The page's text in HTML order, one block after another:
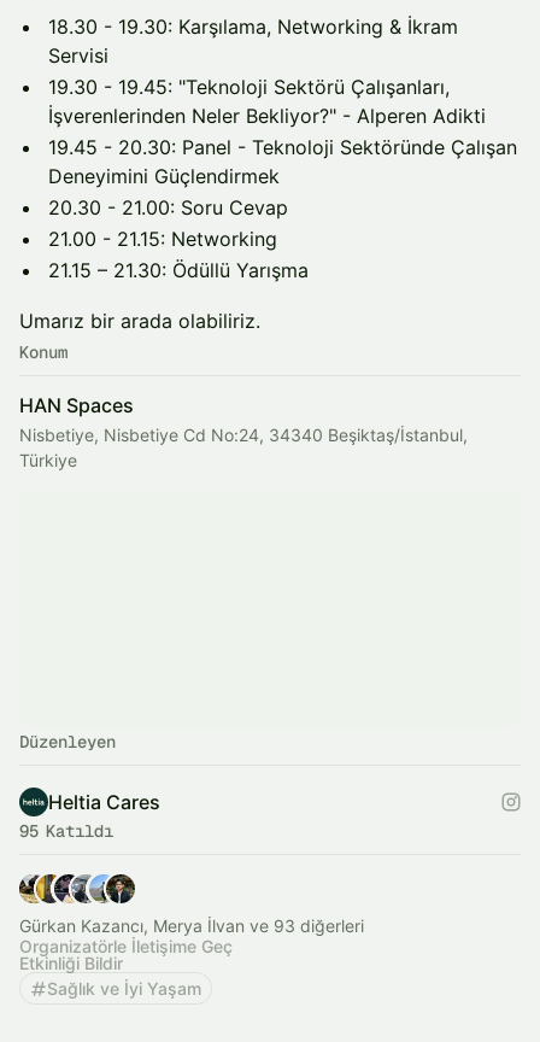
18.30 - 19.30: Karşılama, Networking & İkram
Servisi
19.30 - 19.45: "Teknoloji Sektörü Çalışanları,
İşverenlerinden Neler Bekliyor?" - Alperen Adikti
19.45 - 20.30: Panel - Teknoloji Sektöründe Çalışan
Deneyimini Güçlendirmek
20.30 - 21.00: Soru Cevap
21.00 - 21.15: Networking
21.15 – 21.30: Ödüllü Yarışma
Umarız bir arada olabiliriz.
Konum
HAN Spaces
Nisbetiye, Nisbetiye Cd No:24, 34340 Beşiktaş/İstanbul,
Türkiye
Düzenleyen
Heltia Cares
95 Katıldı
Gürkan Kazancı, Merya İlvan ve 93 diğerleri
Organizatörle İletişime Geç
Etkinliği Bildir
Sağlık ve İyi Yaşam